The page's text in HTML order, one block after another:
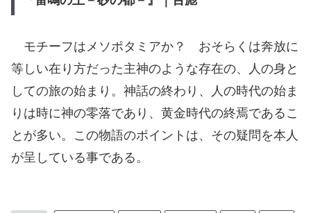
モチーフはメソポタミアか？ おそらくは奔放に
等しい在り方だった主神のような存在の、人の身と
しての旅の始まり。神話の終わり、人の時代の始ま
りは時に神の零落であり、黄金時代の終焉であるこ
とが多い。この物語のポイントは、その疑問を本人
が呈している事である。